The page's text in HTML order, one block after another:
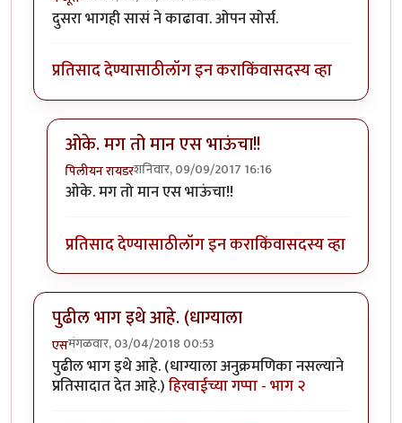
दुसरा भागही सासं ने काढावा. ओपन सोर्स.
प्रतिसाद देण्यासाठीलॉग इन कराकिंवासदस्य व्हा
ओके. मग तो मान एस भाऊंचा!!
पिलीयन रायडरशनिवार, 09/09/2017 16:16
In reply toदुसरा भागही सासं ने काढावा.
ओके. मग तो मान एस भाऊंचा!!
प्रतिसाद देण्यासाठीलॉग इन कराकिंवासदस्य व्हा
पुढील भाग इथे आहे. (धाग्याला
एसमंगळवार, 03/04/2018 00:53
पुढील भाग इथे आहे. (धाग्याला अनुक्रमणिका नसल्याने
प्रतिसादात देत आहे.)हिरवाईच्या गप्पा - भाग २